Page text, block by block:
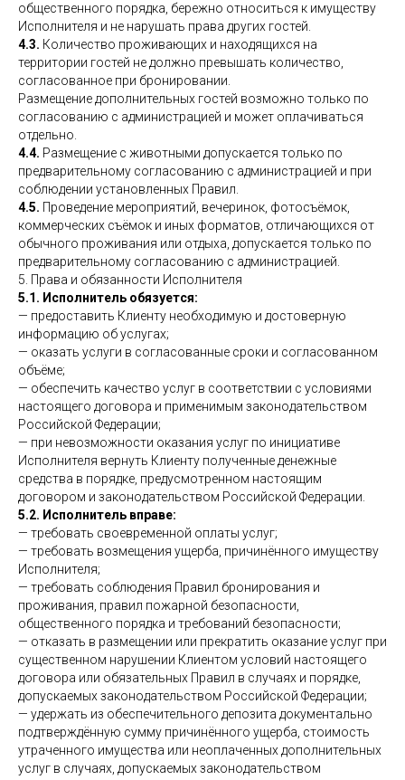
общественного порядка, бережно относиться к имуществу
Исполнителя и не нарушать права других гостей.
4.3. Количество проживающих и находящихся на
территории гостей не должно превышать количество,
согласованное при бронировании.
Размещение дополнительных гостей возможно только по
согласованию с администрацией и может оплачиваться
отдельно.
4.4. Размещение с животными допускается только по
предварительному согласованию с администрацией и при
соблюдении установленных Правил.
4.5. Проведение мероприятий, вечеринок, фотосъёмок,
коммерческих съёмок и иных форматов, отличающихся от
обычного проживания или отдыха, допускается только по
предварительному согласованию с администрацией.
5. Права и обязанности Исполнителя
5.1. Исполнитель обязуется:
— предоставить Клиенту необходимую и достоверную
информацию об услугах;
— оказать услуги в согласованные сроки и согласованном
объёме;
— обеспечить качество услуг в соответствии с условиями
настоящего договора и применимым законодательством
Российской Федерации;
— при невозможности оказания услуг по инициативе
Исполнителя вернуть Клиенту полученные денежные
средства в порядке, предусмотренном настоящим
договором и законодательством Российской Федерации.
5.2. Исполнитель вправе:
— требовать своевременной оплаты услуг;
— требовать возмещения ущерба, причинённого имуществу
Исполнителя;
— требовать соблюдения Правил бронирования и
проживания, правил пожарной безопасности,
общественного порядка и требований безопасности;
— отказать в размещении или прекратить оказание услуг при
существенном нарушении Клиентом условий настоящего
договора или обязательных Правил в случаях и порядке,
допускаемых законодательством Российской Федерации;
— удержать из обеспечительного депозита документально
подтверждённую сумму причинённого ущерба, стоимость
утраченного имущества или неоплаченных дополнительных
услуг в случаях, допускаемых законодательством